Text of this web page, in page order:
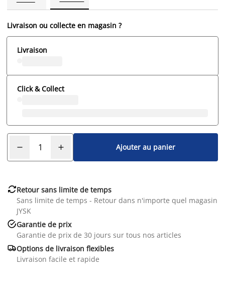
Livraison ou collecte en magasin ?
Livraison
Click & Collect
Ajouter au panier
Retour sans limite de temps
Sans limite de temps - Retour dans n'importe quel magasin
JYSK
Garantie de prix
Garantie de prix de 30 jours sur tous nos articles
Options de livraison flexibles
Livraison facile et rapide